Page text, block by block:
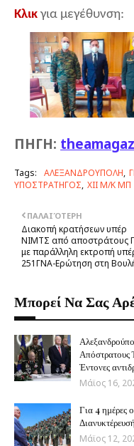
Κλικ για μεγέθυνση:
ΠΗΓΗ:
Tags: ΑΛΕΞΑΝΔΡΟΥΠΟΛΗ
ΥΠΟΣΤΡΑΤΗΓΟΣ XII M/K MΠ
ΠΑΛΑΙΌΤΕΡΗ
Διακοπή κρατήσεων υπέρ
ΝΙΜΤΣ από αποστράτους
με παράλληλη εκτροπή
251ΓΝΑ-Ερώτηση στη
Μπορεί Να Σας
Απόστρατους
Έντονες
Μάϊος 16,
Για 4 ημέρες
Μάϊος 12,